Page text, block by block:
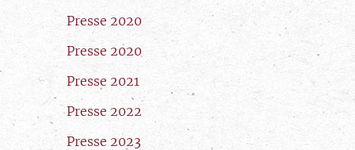
Presse 2020
Presse 2020
Presse 2021
Presse 2022
Presse 2023